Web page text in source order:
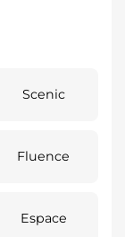
Scenic
Fluence
Espace